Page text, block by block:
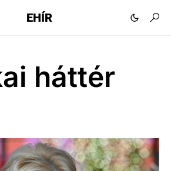
EHÍR
háttér